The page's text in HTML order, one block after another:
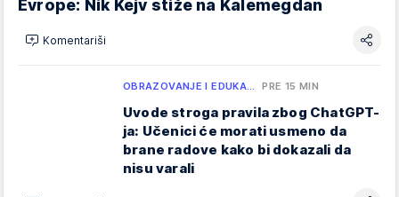
Evrope: Nik Kejv stiže na Kalemegdan
Komentariši
OBRAZOVANJE I EDUKA… PRE 15 MIN
Uvode stroga pravila zbog ChatGPT-
ja: Učenici će morati usmeno da
brane radove kako bi dokazali da
nisu varali